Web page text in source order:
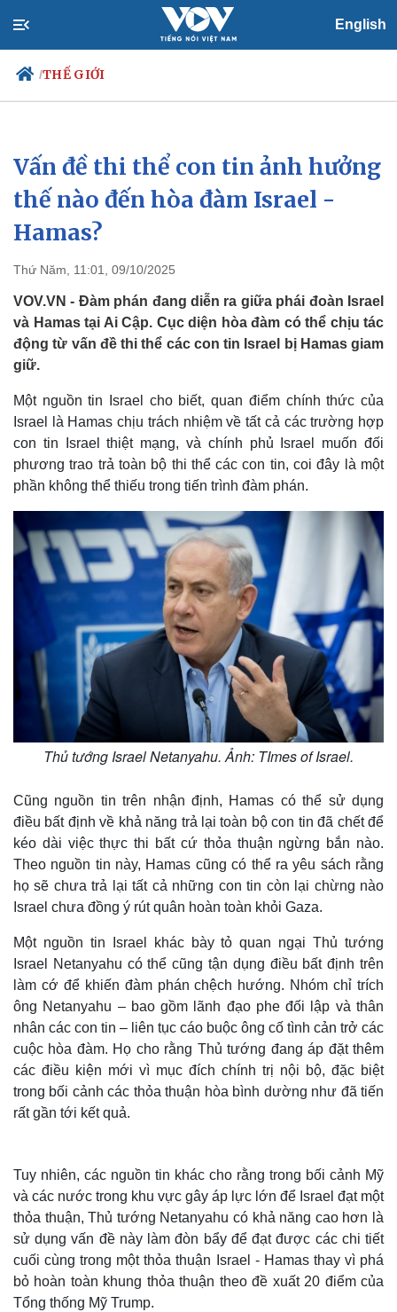
English
/THẾ GIỚI
Chính trị
Đảng
Tổ chức nhân sự
Quốc hội
Xã hội
Tin 24h
Dự báo thời tiết
Vấn đề thi thể con tin ảnh hưởng
thế nào đến hòa đàm Israel -
Hamas?
Thứ Năm, 11:01, 09/10/2025
VOV.VN - Đàm phán đang diễn ra giữa phái đoàn Israel
và Hamas tại Ai Cập. Cục diện hòa đàm có thể chịu tác
động từ vấn đề thi thể các con tin Israel bị Hamas giam
giữ.
Một nguồn tin Israel cho biết, quan điểm chính thức của
Israel là Hamas chịu trách nhiệm về tất cả các trường hợp
con tin Israel thiệt mạng, và chính phủ Israel muốn đối
phương trao trả toàn bộ thi thể các con tin, coi đây là một
phần không thể thiếu trong tiến trình đàm phán.
Thủ tướng Israel Netanyahu. Ảnh: TImes of Israel.
Cũng nguồn tin trên nhận định, Hamas có thể sử dụng
điều bất định về khả năng trả lại toàn bộ con tin đã chết để
kéo dài việc thực thi bất cứ thỏa thuận ngừng bắn nào.
Theo nguồn tin này, Hamas cũng có thể ra yêu sách rằng
họ sẽ chưa trả lại tất cả những con tin còn lại chừng nào
Israel chưa đồng ý rút quân hoàn toàn khỏi Gaza.
Một nguồn tin Israel khác bày tỏ quan ngại Thủ tướng
Israel Netanyahu có thể cũng tận dụng điều bất định trên
làm cớ để khiến đàm phán chệch hướng. Nhóm chỉ trích
ông Netanyahu – bao gồm lãnh đạo phe đối lập và thân
nhân các con tin – liên tục cáo buộc ông cố tình cản trở các
cuộc hòa đàm. Họ cho rằng Thủ tướng đang áp đặt thêm
các điều kiện mới vì mục đích chính trị nội bộ, đặc biệt
trong bối cảnh các thỏa thuận hòa bình dường như đã tiến
rất gần tới kết quả.
Tuy nhiên, các nguồn tin khác cho rằng trong bối cảnh Mỹ
và các nước trong khu vực gây áp lực lớn để Israel đạt một
thỏa thuận, Thủ tướng Netanyahu có khả năng cao hơn là
sử dụng vấn đề này làm đòn bẩy để đạt được các chi tiết
cuối cùng trong một thỏa thuận Israel - Hamas thay vì phá
bỏ hoàn toàn khung thỏa thuận theo đề xuất 20 điểm của
Tổng thống Mỹ Trump.